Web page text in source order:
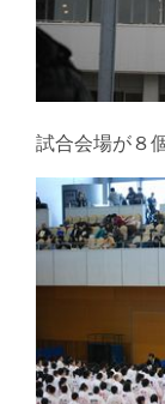
試合会場が８